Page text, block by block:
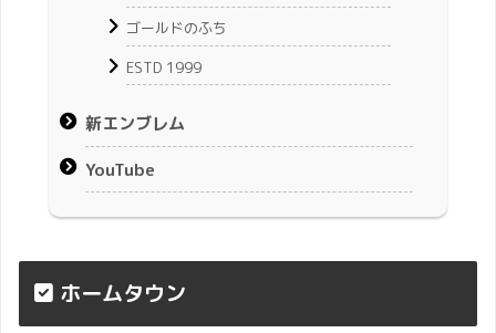
ゴールドのふち
ESTD 1999
新エンブレム
YouTube
ホームタウン